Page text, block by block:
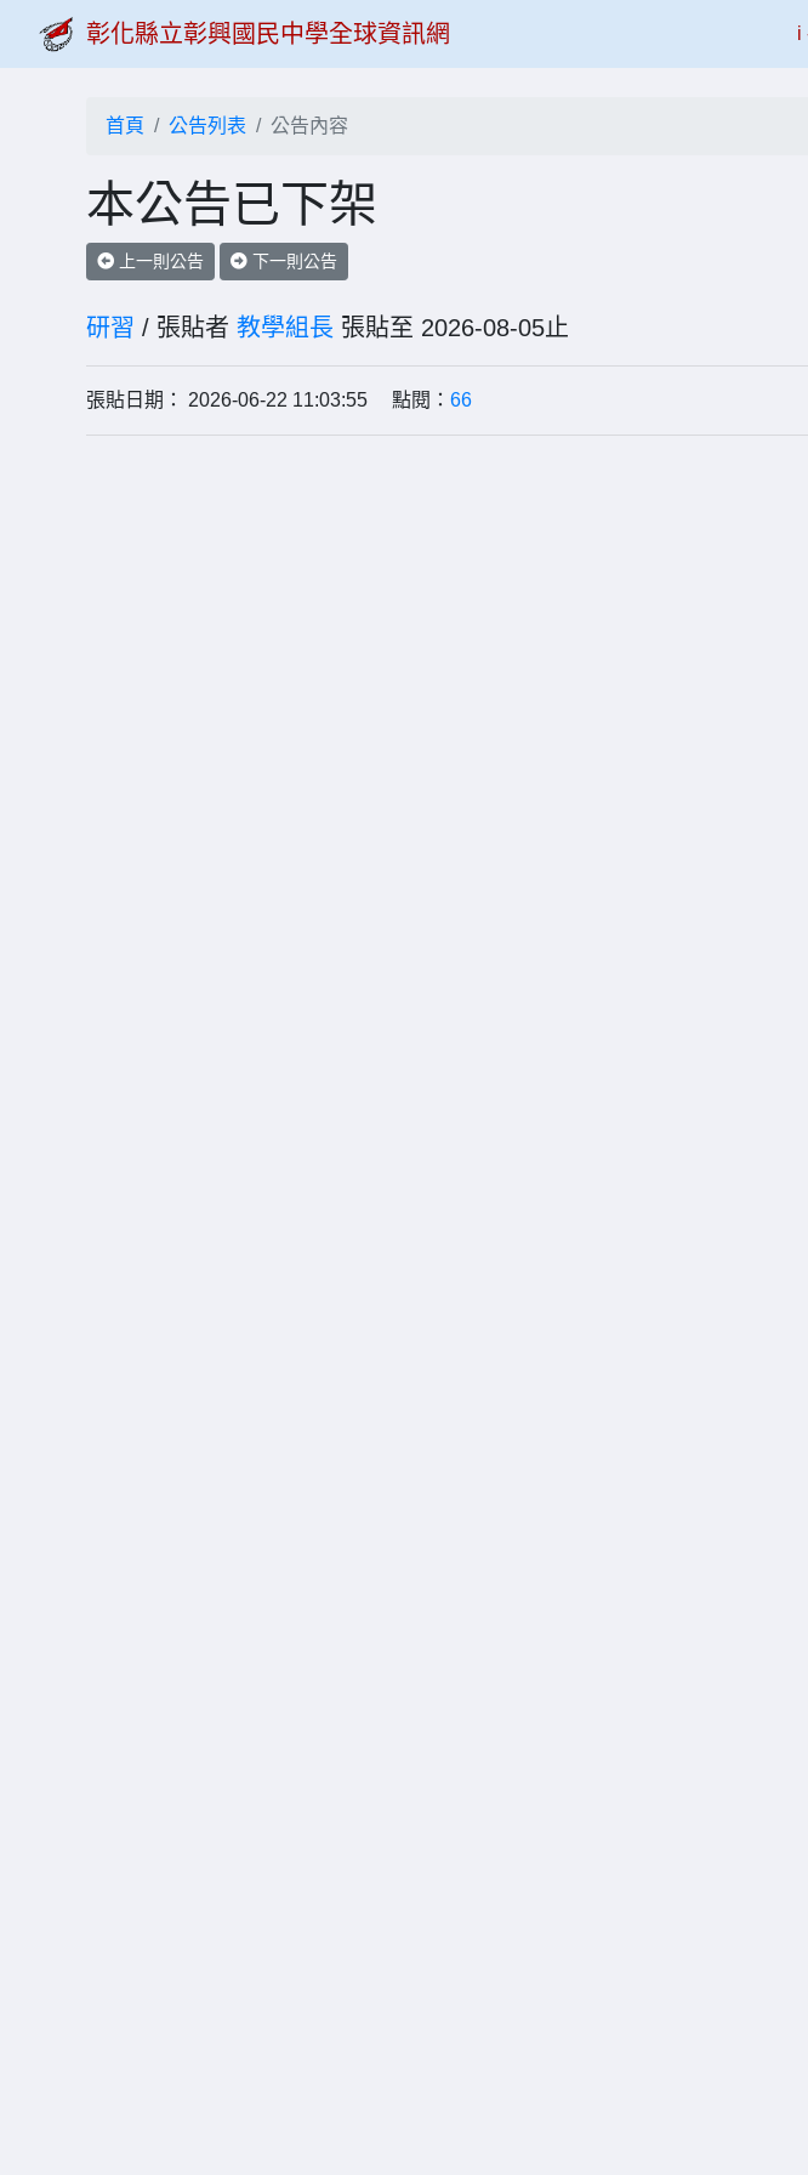
彰化縣立彰興國民中學全球資訊網 i
首頁 公告列表 公告內容
本公告已下架
上一則公告 下一則公告
研習 / 張貼者 教學組長 張貼至 2026-08-05止
張貼日期： 2026-06-22 11:03:55 點閱： 66